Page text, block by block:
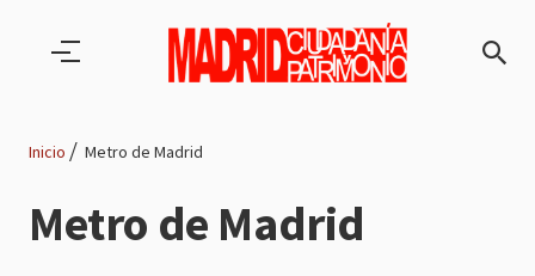
Ruta
de
Inicio Metro de Madrid
Metro de Madrid